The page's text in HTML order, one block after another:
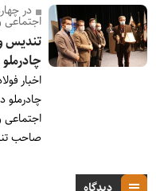
در
اجتماعی
تندیس
اخبار
چادرملو
اجتماعی
صاحب